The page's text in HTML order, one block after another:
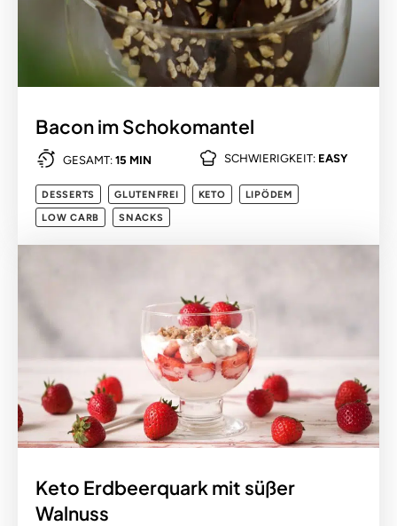
Bacon im Schokomantel
GESAMT: 15 MIN SCHWIERIGKEIT: EASY
DESSERTS GLUTENFREI KETO
LIPÖDEM
LOW CARB
SNACKS
Keto Erdbeerquark mit süßer
Walnuss